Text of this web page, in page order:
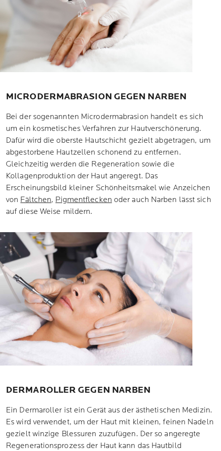
MICRODERMABRASION GEGEN NARBEN
Bei der sogenannten Microdermabrasion handelt es sich
um ein kosmetisches Verfahren zur Hautverschönerung.
Dafür wird die oberste Hautschicht gezielt abgetragen, um
abgestorbene Hautzellen schonend zu entfernen.
Gleichzeitig werden die Regeneration sowie die
Kollagenproduktion der Haut angeregt. Das
Erscheinungsbild kleiner Schönheitsmakel wie Anzeichen
von Fältchen, Pigmentflecken oder auch Narben lässt sich
auf diese Weise mildern.
DERMAROLLER GEGEN NARBEN
Ein Dermaroller ist ein Gerät aus der ästhetischen Medizin.
Es wird verwendet, um der Haut mit kleinen, feinen Nadeln
gezielt winzige Blessuren zuzufügen. Der so angeregte
Regenerationsprozess der Haut kann das Hautbild